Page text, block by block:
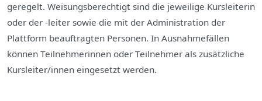
geregelt. Weisungsberechtigt sind die jeweilige Kursleiterin
oder der -leiter sowie die mit der Administration der
Plattform beauftragten Personen. In Ausnahmefällen
können Teilnehmerinnen oder Teilnehmer als zusätzliche
Kursleiter/innen eingesetzt werden.